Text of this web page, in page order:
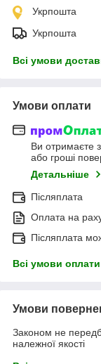
Укрпошта
Укрпошта
Всі умови
Умови оплати
Ви отримаєте
або гроші
Детальніше
Післяплата
Оплата на
Післяплата
Всі умови оплати
Умови
Законом не
належної якості